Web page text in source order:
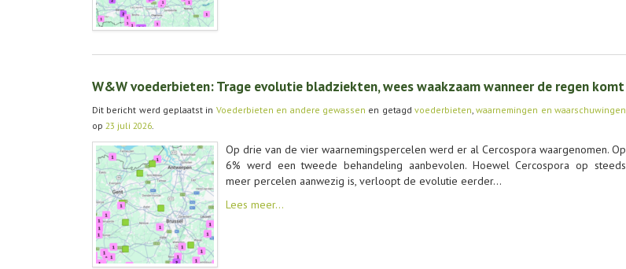
W&W voederbieten: Trage evolutie bladziekten, wees waakzaam wanneer de regen komt
Dit bericht werd geplaatst in Voederbieten en andere gewassen en getagd voederbieten,waarnemingen en waarschuwingen
op 23 juli 2026.
Op drie van de vier waarnemingspercelen werd er al Cercospora waargenomen. Op
6% werd een tweede behandeling aanbevolen. Hoewel Cercospora op steeds
meer percelen aanwezig is, verloopt de evolutie eerder…
Lees meer…